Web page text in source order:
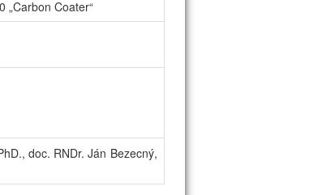
„Carbon Coater“
doc. RNDr. Ján Bezecný,